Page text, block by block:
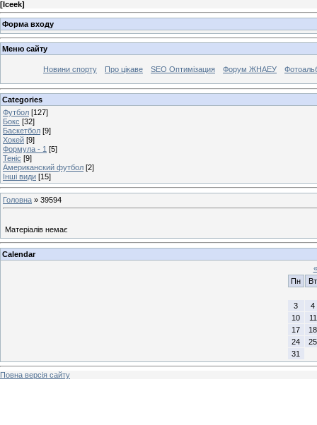
[Iceek]
Форма входу
Меню сайту
Новини спорту Про цікаве SEO Оптимізация Форум ЖНАЕУ
Categories
Футбол [127]
Бокс [32]
Баскетбол [9]
Хокей [9]
Формула - 1 [5]
Теніс [9]
Американский футбол [2]
Інші види [15]
Головна » 39594
Матеріалів немає
Calendar
«
Пн
Вт
3
4
10
11
17
18
24
25
31
Повна версія сайту